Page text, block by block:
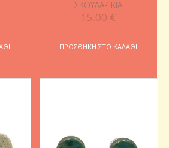
ΣΚΟΥΛΑΡΊΚΙΑ
15.00 €
ΠΡΟΣΘΉΚΗ ΣΤΟ ΚΑΛΆΘΙ